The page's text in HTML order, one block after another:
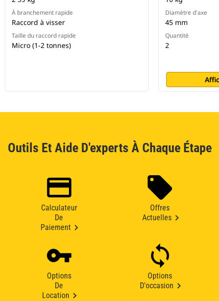
À branchement rapide
Raccord à visser
Taille du raccord rapide
Micro (1-2 tonnes)
Diamètre d'axe
45 mm
Quantité
2
Outils Et Aide D'experts À Chaque Étape
Calculateur
De
Paiement
Offres
Actuelles
Options
De
Location
Options
D'occasion